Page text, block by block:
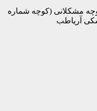
مشکلانی (کوچه شماره